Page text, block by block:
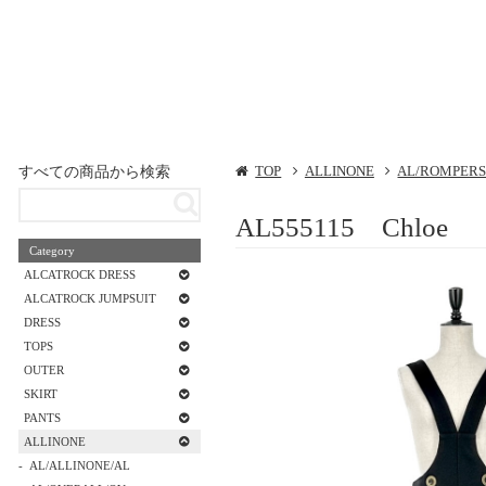
TOP ALLINONE AL/
AL555115 Chloe
すべての商品から検索
Category
ALCATROCK DRESS
ALCATROCK JUMPSUIT
DRESS
TOPS
OUTER
SKIRT
PANTS
ALLINONE
AL/ALLINONE/AL